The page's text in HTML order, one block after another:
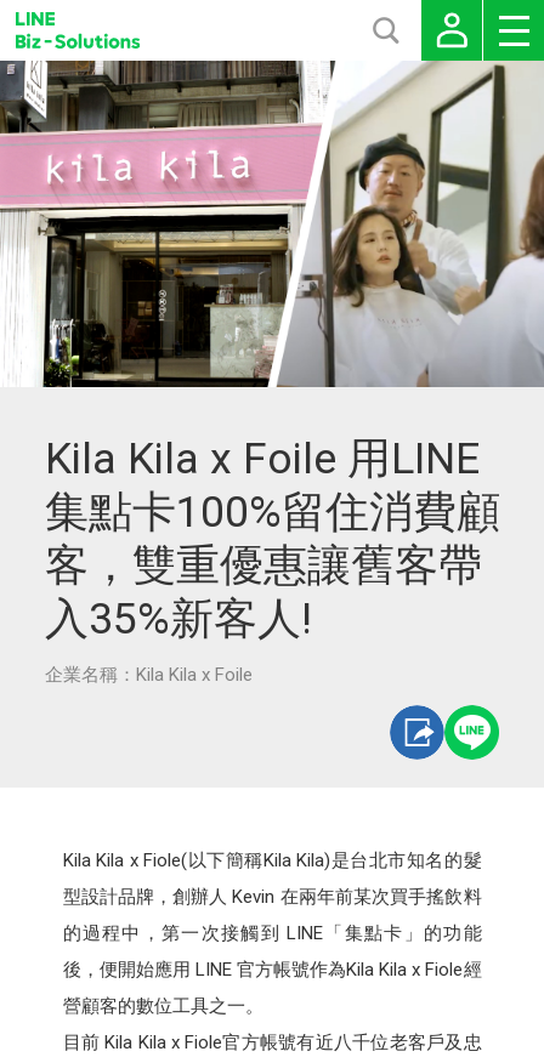
Kila Kila x Foile 用LINE
集點卡100%留住消費顧
客，雙重優惠讓舊客帶
入35%新客人!
企業名稱：Kila Kila x Foile
Kila Kila x Fiole(以下簡稱Kila Kila)是台北市知名的髮
型設計品牌，創辦人 Kevin 在兩年前某次買手搖飲料
的過程中，第一次接觸到 LINE「集點卡」的功能
後，便開始應用 LINE 官方帳號作為Kila Kila x Fiole經
營顧客的數位工具之一。
目前 Kila Kila x Fiole官方帳號有近八千位老客戶及忠